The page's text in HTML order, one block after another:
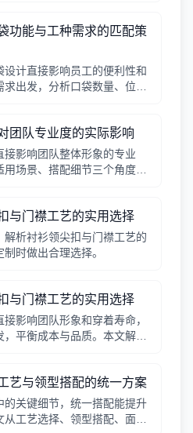
功能与工种需求的匹配策
计直接影响员工的便利性和
求出发，分析口袋数量、位
团队专业度的实际影响
影响团队整体形象的专业
场景、搭配细节三个角度，
与门襟工艺的实用选择
析衬衫领尖扣与门襟工艺的
时做出合理选择。
与门襟工艺的实用选择
影响团队形象和穿着寿命，
平衡成本与品质。本文解析
艺与领型搭配的统一方案
的关键细节，统一搭配能提升
工艺选择、领型搭配、面料